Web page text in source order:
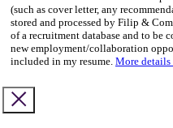
(such as cover letter, any
stored and processed by Filip &
of a recruitment database and to be
new employment/collaboration
included in my resume. More details